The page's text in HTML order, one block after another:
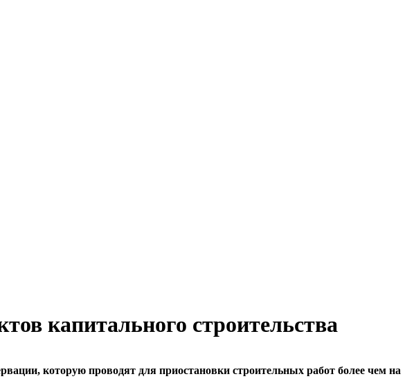
капитального строительства
которую проводят для приостановки строительных работ более чем на